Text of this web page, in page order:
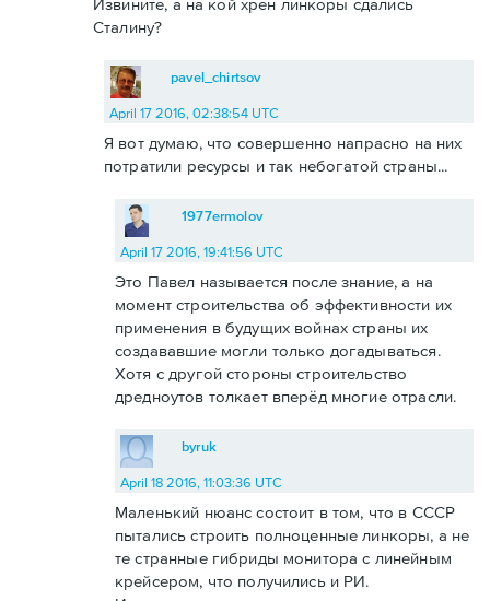
Извините, а на кой хрен линкоры сдались
Сталину?
pavel_chirtsov
April 17 2016, 02:38:54 UTC
Я вот думаю, что совершенно напрасно на них
потратили ресурсы и так небогатой страны...
1977ermolov
April 17 2016, 19:41:56 UTC
Это Павел называется после знание, а на
момент строительства об эффективности их
применения в будущих войнах страны их
создававшие могли только догадываться.
Хотя с другой стороны строительство
дредноутов толкает вперёд многие отрасли.
byruk
April 18 2016, 11:03:36 UTC
Маленький нюанс состоит в том, что в СССР
пытались строить полноценные линкоры, а не
те странные гибриды монитора с линейным
крейсером, что получились и РИ.